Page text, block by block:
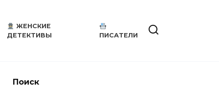
ЖЕНСКИЕ
ДЕТЕКТИВЫ
ПИСАТЕЛИ
Поиск